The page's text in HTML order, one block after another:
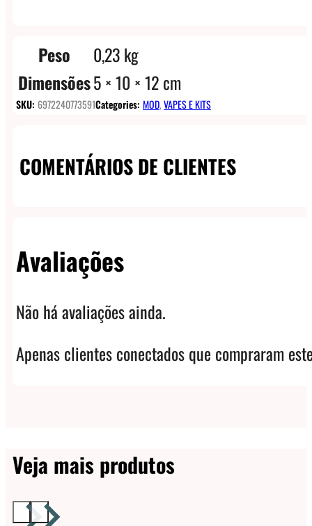
Peso
0,23 kg
Dimensões5 × 10 × 12 cm
SKU: 6972240773591Categories: MOD,VAPES E KITS
COMENTÁRIOS DE CLIENTES
Avaliações
Não há avaliações ainda.
Apenas clientes conectados que compraram
Veja mais produtos